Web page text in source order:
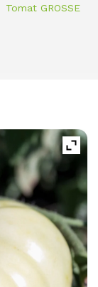
Tomat GROSSE